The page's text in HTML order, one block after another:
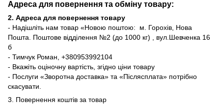
Адреса для повернення та обміну товару:
2. Адреса для повернення товару
- Надішліть нам товар «Новою поштою: м. Горохів, Нова
Пошта. Поштове відділення №2 (до 1000 кг) , вул.Шевченка 16
б
- Тимчук Роман, +380953992104
- Вкажіть оціночну вартість, згідно ціни товару
- Послуги «Зворотна доставка» та «Післясплата» потрібно
скасувати.
3. Повернення коштів за товар